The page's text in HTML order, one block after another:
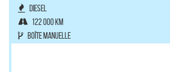
Diesel
122 000 km
Boîte manuelle